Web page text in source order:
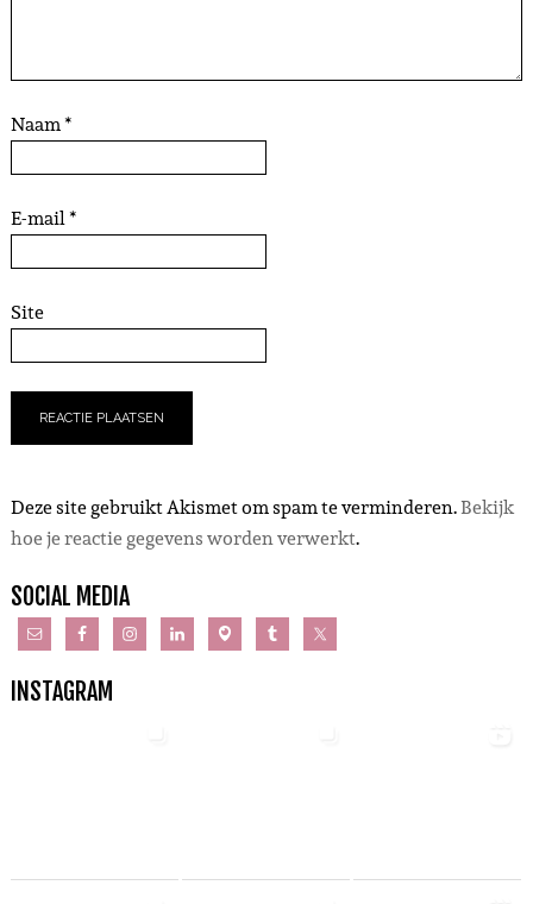
Naam*
E-mail*
Site
Deze site gebruikt Akismet om spam te verminderen.Bekijk
hoe je reactie gegevens worden verwerkt.
SOCIAL MEDIA
INSTAGRAM